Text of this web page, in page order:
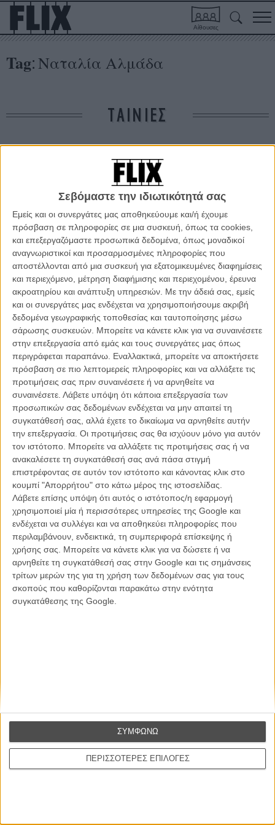
Σεβόμαστε την ιδιωτικότητά σας
Εμείς και οι συνεργάτες μας αποθηκεύουμε και/ή έχουμε
πρόσβαση σε πληροφορίες σε μια συσκευή, όπως τα cookies,
και επεξεργαζόμαστε προσωπικά δεδομένα, όπως μοναδικοί
αναγνωριστικοί και προσαρμοσμένες πληροφορίες που
αποστέλλονται από μια συσκευή για εξατομικευμένες διαφημίσεις
και περιεχόμενο, μέτρηση διαφήμισης και περιεχομένου, έρευνα
ακροατηρίου και ανάπτυξη υπηρεσιών. Με την άδειά σας, εμείς
και οι συνεργάτες μας ενδέχεται να χρησιμοποιήσουμε ακριβή
δεδομένα γεωγραφικής τοποθεσίας και ταυτοποίησης μέσω
σάρωσης συσκευών. Μπορείτε να κάνετε κλικ για να συναινέσετε
στην επεξεργασία από εμάς και τους συνεργάτες μας όπως
περιγράφεται παραπάνω. Εναλλακτικά, μπορείτε να αποκτήσετε
πρόσβαση σε πιο λεπτομερείς πληροφορίες και να αλλάξετε τις
προτιμήσεις σας πριν συναινέσετε ή να αρνηθείτε να
συναινέσετε. Λάβετε υπόψη ότι κάποια επεξεργασία των
προσωπικών σας δεδομένων ενδέχεται να μην απαιτεί τη
συγκατάθεσή σας, αλλά έχετε το δικαίωμα να αρνηθείτε αυτήν
την επεξεργασία. Οι προτιμήσεις σας θα ισχύουν μόνο για αυτόν
τον ιστότοπο. Μπορείτε να αλλάξετε τις προτιμήσεις σας ή να
ανακαλέσετε τη συγκατάθεσή σας ανά πάσα στιγμή
επιστρέφοντας σε αυτόν τον ιστότοπο και κάνοντας κλικ στο
κουμπί "Απορρήτου" στο κάτω μέρος της ιστοσελίδας.
Λάβετε επίσης υπόψη ότι αυτός ο ιστότοπος/η εφαρμογή
χρησιμοποιεί μία ή περισσότερες υπηρεσίες της Google και
ενδέχεται να συλλέγει και να αποθηκεύει πληροφορίες που
περιλαμβάνουν, ενδεικτικά, τη συμπεριφορά επίσκεψης ή
χρήσης σας. Μπορείτε να κάνετε κλικ για να δώσετε ή να
αρνηθείτε τη συγκατάθεσή σας στην Google και τις σημάνσεις
τρίτων μερών της για τη χρήση των δεδομένων σας για τους
σκοπούς που καθορίζονται παρακάτω στην ενότητα
συγκατάθεσης της Google.
ΠΕΡΙΣΣΟΤΕΡΕΣ ΕΠΙΛΟΓΕΣ
ΣΥΜΦΩΝΩ
Αίθουσες
Tag: Ναταλία Αλμάδα
ΤΑΙΝΙΕΣ
Δε βρέθηκαν σχετικές κριτικές ταινιών.
ΑΡΘΡΑ
Κάννες 2011: Το Δεκαπενθήμερο των Σκηνοθετών
ΘΕΜΑΤΑ /11 ΜΑΙ 2011/ Γιώργος Κρασσακόπουλος
Βιμ Βέντερς
Συνέντευξη
Η επιτυχία είναι υπερτιμημένη. Δεν σε κάνει
καλύτερο, δεν σε πάει πουθενά η επιτυχία. Είναι
απλώς ένα ωραίο, ανεβαστικό, επιφανειακό
συναίσθημα.»
CONNECT
Εγγράψου στο εβδομαδιαίο newsletter μας.
ΕΓΓΡΑΦΗ
Θέλω να λαμβάνω τα newsletter σας.